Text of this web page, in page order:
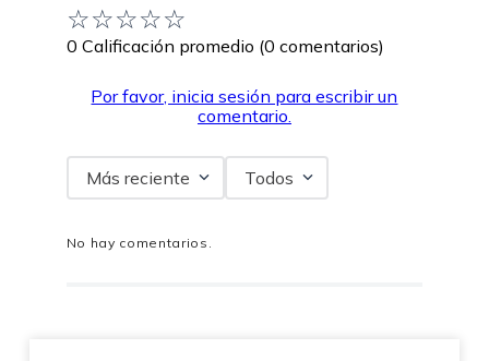
☆☆☆☆☆
0 Calificación promedio (0 comentarios)
Por favor, inicia sesión para escribir un
comentario.
Más reciente Todos
No hay comentarios.